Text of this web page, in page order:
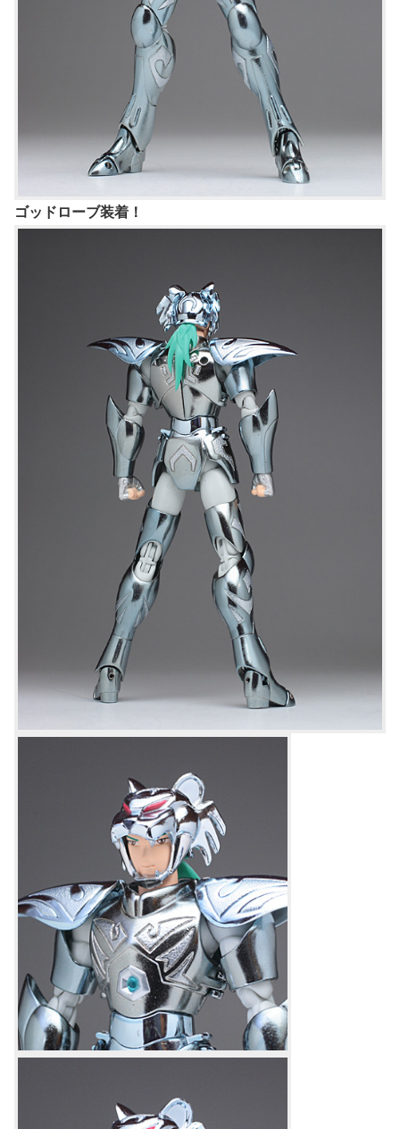
ゴッドローブ装着！